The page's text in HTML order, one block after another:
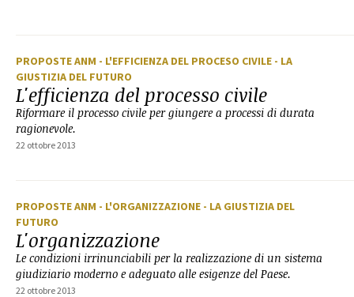
PROPOSTE ANM - L'EFFICIENZA DEL PROCESO CIVILE - LA
GIUSTIZIA DEL FUTURO
L'efficienza del processo civile
Riformare il processo civile per giungere a processi di durata
ragionevole.
22 ottobre 2013
PROPOSTE ANM - L'ORGANIZZAZIONE - LA GIUSTIZIA DEL
FUTURO
L'organizzazione
Le condizioni irrinunciabili per la realizzazione di un sistema
giudiziario moderno e adeguato alle esigenze del Paese.
22 ottobre 2013